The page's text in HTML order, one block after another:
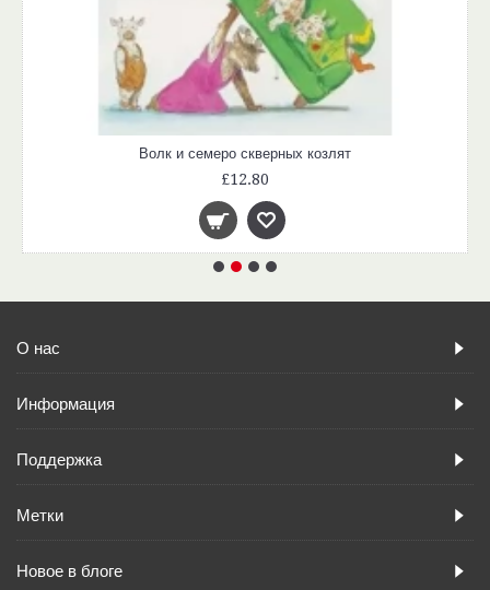
Волк и семеро скверных козлят
£12.80
О нас
Информация
Поддержка
Метки
Новое в блоге